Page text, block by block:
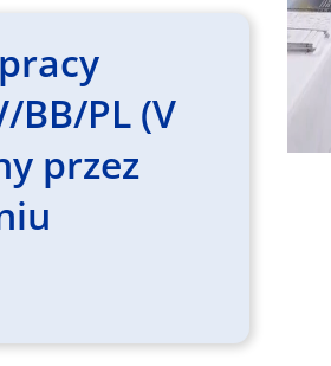
BB/PL (V
przez